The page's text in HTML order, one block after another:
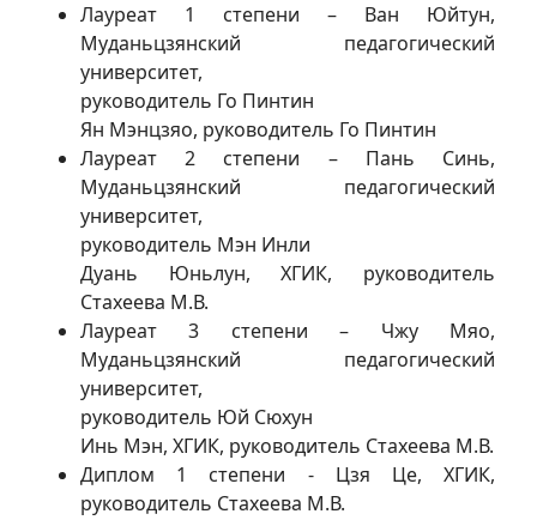
Лауреат 1 степени – Ван Юйтун,
Муданьцзянский педагогический
университет,
руководитель Го Пинтин
Ян Мэнцзяо, руководитель Го Пинтин
Лауреат 2 степени – Пань Синь,
Муданьцзянский педагогический
университет,
руководитель Мэн Инли
Дуань Юньлун, ХГИК, руководитель
Стахеева М.В.
Лауреат 3 степени – Чжу Мяо,
Муданьцзянский педагогический
университет,
руководитель Юй Сюхун
Инь Мэн, ХГИК, руководитель Стахеева М.В.
Диплом 1 степени - Цзя Це, ХГИК,
руководитель Стахеева М.В.